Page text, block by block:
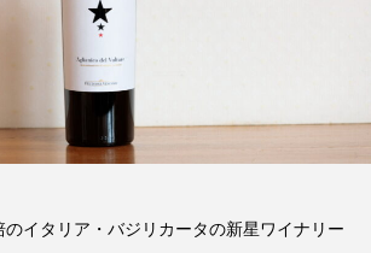
イタリア・バジリカータの新星ワイナリー